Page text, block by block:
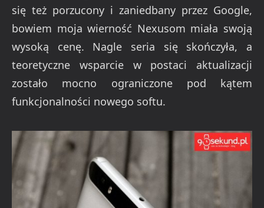
się też porzucony i zaniedbany przez Google,
bowiem moja wierność Nexusom miała swoją
wysoką cenę. Nagle seria się skończyła, a
teoretyczne wsparcie w postaci aktualizacji
zostało mocno ograniczone pod kątem
funkcjonalności nowego softu.